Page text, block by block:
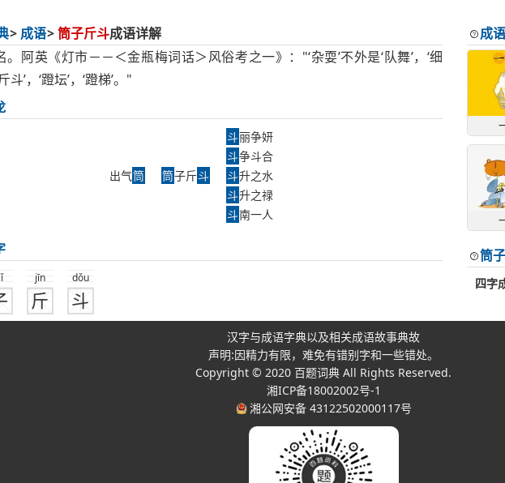
成语 筒子斤斗成语详解
。阿英《灯市－－＜金瓶梅词话＞风俗考之一》："‘杂耍’不外是‘队舞’，‘细
斗’，‘蹬坛’，‘蹬梯’。"
出气筒 筒子斤斗
斗丽争妍
斗争斗合
斗升之水
斗升之禄
斗南一人
jīn
斤
dǒu
斗
成
筒
四字
汉字与成语字典以及相关成语故事典故
声明:因精力有限，难免有错别字和一些错处。
Copyright © 2020 百题词典 All Rights Reserved.
湘ICP备18002002号-1
湘公网安备 43122502000117号